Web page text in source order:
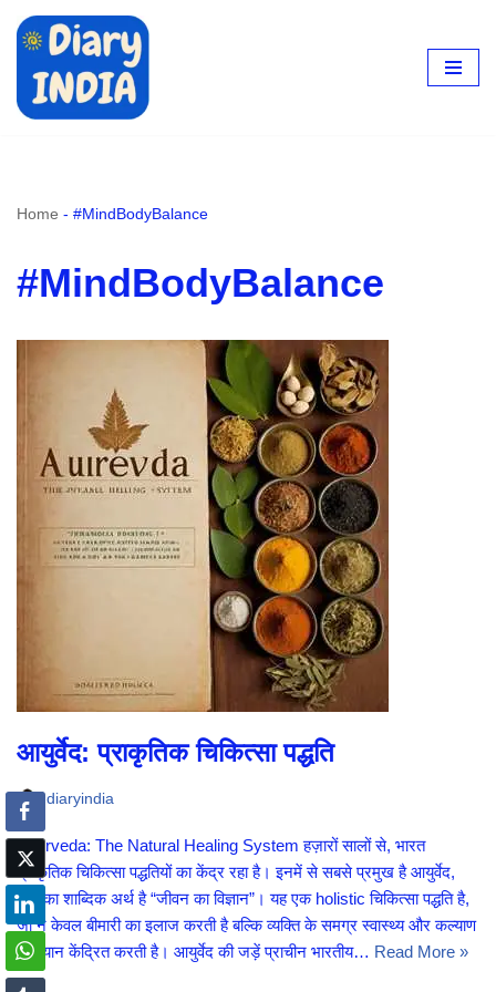
content
Home - #MindBodyBalance
#MindBodyBalance
आयुर्वेद: प्राकृतिक चिकित्सा पद्धति
diaryindia
Ayurveda: The Natural Healing System हज़ारों सालों से, भारत
प्राकृतिक चिकित्सा पद्धतियों का केंद्र रहा है। इनमें से सबसे प्रमुख है आयुर्वेद,
जिसका शाब्दिक अर्थ है “जीवन का विज्ञान”। यह एक holistic चिकित्सा पद्धति है,
जो न केवल बीमारी का इलाज करती है बल्कि व्यक्ति के समग्र स्वास्थ्य और कल्याण
पर ध्यान केंद्रित करती है। आयुर्वेद की जड़ें प्राचीन भारतीय… Read More »